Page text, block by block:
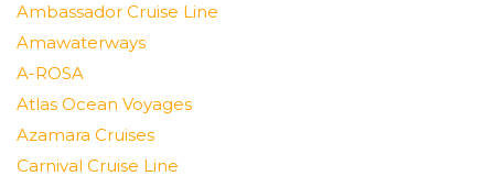
Ambassador Cruise Line
Amawaterways
A-ROSA
Atlas Ocean Voyages
Azamara Cruises
Carnival Cruise Line